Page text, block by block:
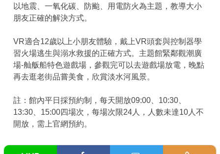
以地震、一氧化碳、防颱、用電防火為主題，教導大小
朋友正確的解決方式。
VR適合12歲以上小朋友體驗，戴上VR頭套與控制器學
習火場逃生與溺水救援的正確方式。主題館緊鄰觀潮廣
場-舢舨船特色遊戲場，參觀完可以去遊戲場放電，晚點
再去逛老街品嘗美食，欣賞淡水河風景。
註：館內平日採預約制，每天開放09:00、10:30、
13:30、15:00四場次，每場次限24人，人數未達10人不
開放，需上官網預約。